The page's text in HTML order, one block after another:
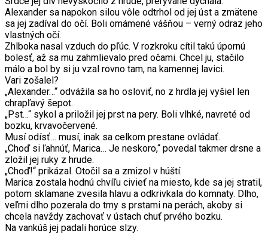
Alexander sa napokon silou vôle odtrhol od jej úst a zmätene
sa jej zadíval do očí. Boli omámené vášňou – verný odraz jeho
vlastných očí.
Zhlboka nasal vzduch do pľúc. V rozkroku cítil takú úpornú
bolesť, až sa mu zahmlievalo pred očami. Chcel ju, stačilo
málo a bol by si ju vzal rovno tam, na kamennej lavici.
Vari zošalel?
„Alexander…“ odvážila sa ho osloviť, no z hrdla jej vyšiel len
chrapľavý šepot.
„Pst…“ sykol a priložil jej prst na pery. Boli vlhké, navreté od
bozku, krvavočervené.
Musí odísť… musí, inak sa celkom prestane ovládať.
„Choď si ľahnúť, Marica… Je neskoro,“ povedal takmer drsne a
zložil jej ruky z hrude.
„Choď!“ prikázal. Otočil sa a zmizol v húští.
Marica zostala hodnú chvíľu civieť na miesto, kde sa jej stratil,
potom sklamane zvesila hlavu a odkrivkala do komnaty. Dlho,
veľmi dlho pozerala do tmy s prstami na perách, akoby si
chcela navždy zachovať v ústach chuť prvého bozku.
Na vankúš jej padali horúce slzy.